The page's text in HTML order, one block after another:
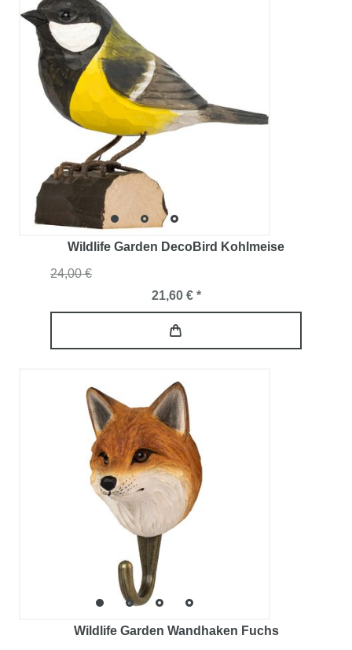
Wildlife Garden DecoBird Kohlmeise
24,00 €
21,60 € *
Wildlife Garden Wandhaken Fuchs